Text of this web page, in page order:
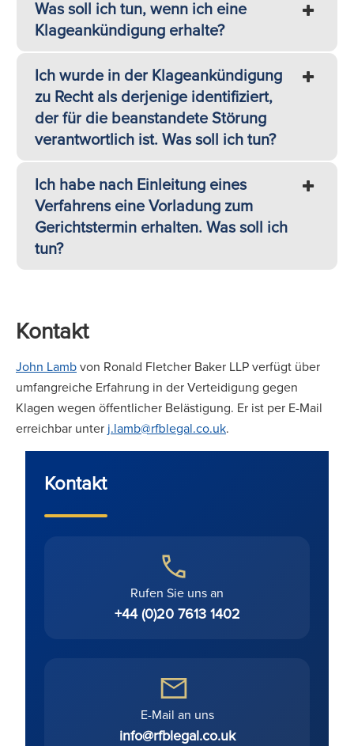
Was soll ich tun, wenn ich eine
Klageankündigung erhalte?
Ich wurde in der Klageankündigung
zu Recht als derjenige identifiziert,
der für die beanstandete Störung
verantwortlich ist. Was soll ich tun?
Ich habe nach Einleitung eines
Verfahrens eine Vorladung zum
Gerichtstermin erhalten. Was soll ich
tun?
Kontakt
John Lambvon Ronald Fletcher Baker LLP verfügt über
umfangreiche Erfahrung in der Verteidigung gegen
Klagen wegen öffentlicher Belästigung. Er ist per E-Mail
erreichbar unter j.lamb@rfblegal.co.uk.
Kontakt
Rufen Sie uns an
+44 (0)20 7613 1402
E-Mail an uns
info@rfblegal.co.uk